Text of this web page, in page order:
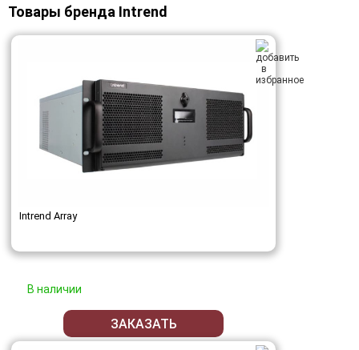
Товары бренда Intrend
Intrend Array
В наличии
ЗАКАЗАТЬ